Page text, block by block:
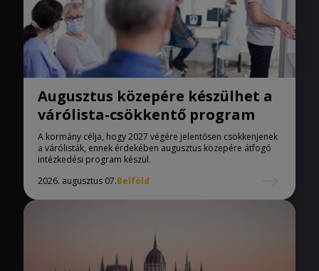
Augusztus közepére készülhet a
várólista-csökkentő program
A kormány célja, hogy 2027 végére jelentősen csökkenjenek
a várólisták, ennek érdekében augusztus közepére átfogó
intézkedési program készül.
2026. augusztus 07.Belföld